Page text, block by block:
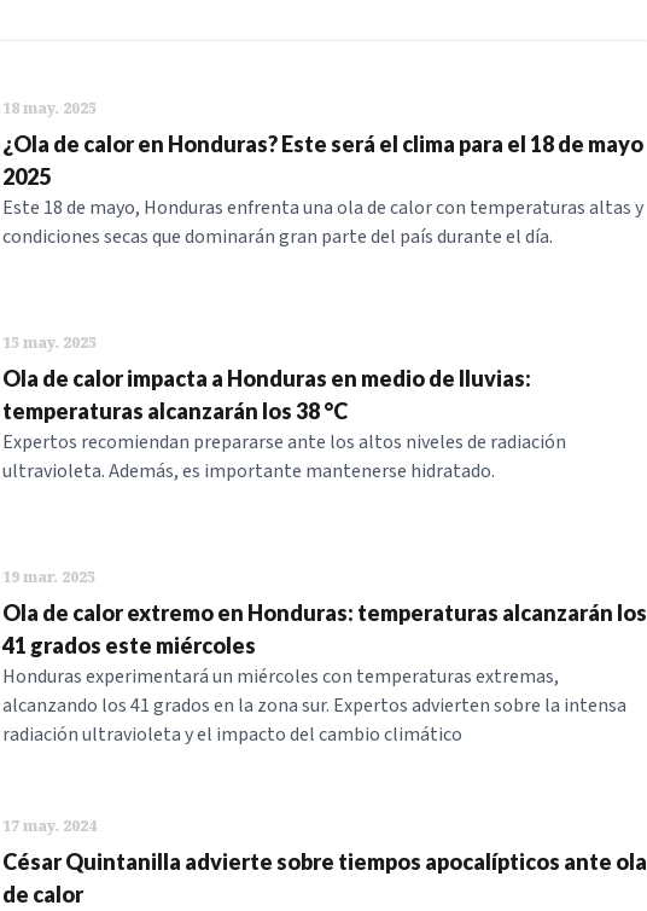
SERIES
18 may. 2025
¿Ola de calor en Honduras? Este será el clima para el 18 de mayo
2025
Este 18 de mayo, Honduras enfrenta una ola de calor con temperaturas altas y
condiciones secas que dominarán gran parte del país durante el día.
15 may. 2025
Ola de calor impacta a Honduras en medio de lluvias:
temperaturas alcanzarán los 38 °C
Expertos recomiendan prepararse ante los altos niveles de radiación
ultravioleta. Además, es importante mantenerse hidratado.
19 mar. 2025
Ola de calor extremo en Honduras: temperaturas alcanzarán los
41 grados este miércoles
Honduras experimentará un miércoles con temperaturas extremas,
alcanzando los 41 grados en la zona sur. Expertos advierten sobre la intensa
radiación ultravioleta y el impacto del cambio climático
17 may. 2024
César Quintanilla advierte sobre tiempos apocalípticos ante ola
de calor